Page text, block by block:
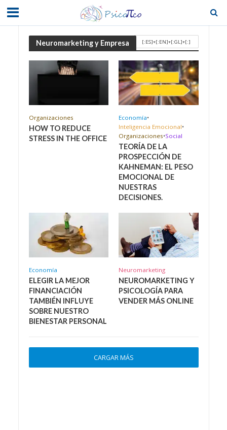
Neuromarketing y Empresa [:ES]+[:EN]+[:GL]+[:]
Organizaciones
HOW TO REDUCE
STRESS IN THE OFFICE
Economía•
Inteligencia Emocional•
Organizaciones•Social
TEORÍA DE LA
PROSPECCIÓN DE
KAHNEMAN: EL PESO
EMOCIONAL DE
NUESTRAS
DECISIONES.
Economía
ELEGIR LA MEJOR
FINANCIACIÓN
TAMBIÉN INFLUYE
SOBRE NUESTRO
BIENESTAR PERSONAL
Neuromarketing
NEUROMARKETING Y
PSICOLOGÍA PARA
VENDER MÁS ONLINE
CARGAR MÁS